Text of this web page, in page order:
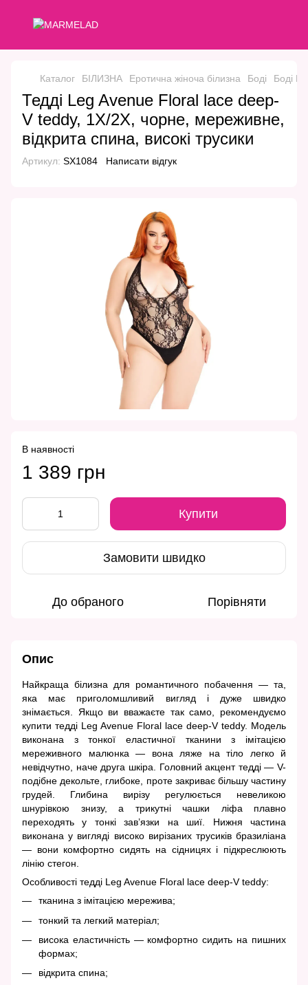
Каталог БІЛИЗНА Еротична жіноча білизна Боді Боді
Тедді Leg Avenue Floral lace deep-
V teddy, 1X/2X, чорне, мереживне,
відкрита спина, високі трусики
Артикул: SX1084 Написати відгук
В наявності
1 389 грн
Купити
Замовити швидко
До обраного Порівняти
Опис
Найкраща білизна для романтичного побачення — та,
яка має приголомшливий вигляд і дуже швидко
знімається. Якщо ви вважаєте так само, рекомендуємо
купити тедді Leg Avenue Floral lace deep-V teddy. Модель
виконана з тонкої еластичної тканини з імітацією
мереживного малюнка — вона ляже на тіло легко й
невідчутно, наче друга шкіра. Головний акцент тедді — V-
подібне декольте, глибоке, проте закриває більшу частину
грудей. Глибина вирізу регулюється невеликою
шнурівкою знизу, а трикутні чашки ліфа плавно
переходять у тонкі зав’язки на шиї. Нижня частина
виконана у вигляді високо вирізаних трусиків бразиліана
— вони комфортно сидять на сідницях і підкреслюють
лінію стегон.
Особливості тедді Leg Avenue Floral lace deep-V teddy:
тканина з імітацією мережива;
тонкий та легкий матеріал;
висока еластичність — комфортно сидить на пишних
формах;
відкрита спина;